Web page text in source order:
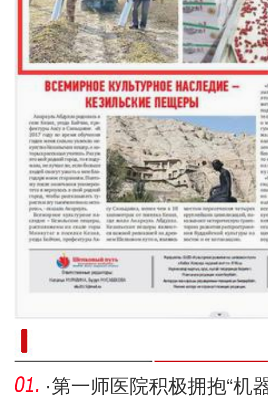
（繁荣兵团·新时代新征程
·第一师医院积极拥抱“机器